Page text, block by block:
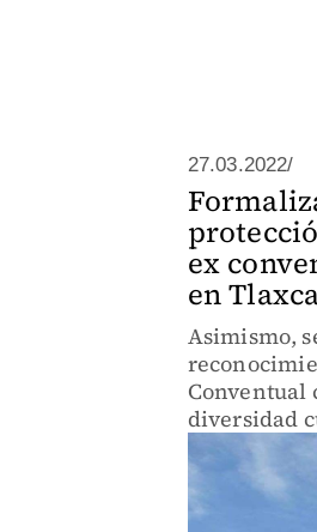
27.03.2022/
ex
en
Asimismo,
Conventual
diversidad